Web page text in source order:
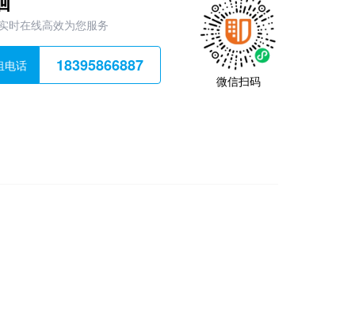
时在线高效为您服务
电话 18395866887
微信扫码